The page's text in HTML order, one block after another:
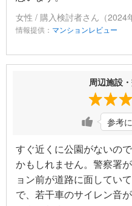
女性 / 購入検討者さん（2024
情報提供： マンションレビュー
周辺施設
参考
すぐ近くに公園がないの
かもしれません。警察署
ョン前が道路に面してい
で、若干車のサイレン音